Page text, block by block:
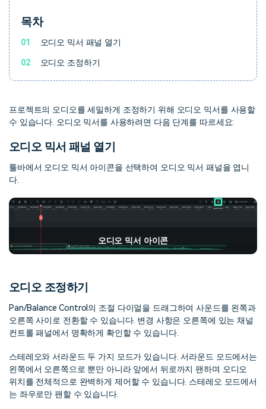
목차
01 오디오 믹서 패널 열기
02 오디오 조정하기
프로젝트의 오디오를 세밀하게 조정하기 위해 오디오 믹서를 사용할
수 있습니다. 오디오 믹서를 사용하려면 다음 단계를 따르세요:
오디오 믹서 패널 열기
툴바에서 오디오 믹서 아이콘을 선택하여 오디오 믹서 패널을 엽니
다.
오디오 믹서 아이콘
오디오 조정하기
Pan/Balance Control의 조절 다이얼을 드래그하여 사운드를 왼쪽과
오른쪽 사이로 전환할 수 있습니다. 변경 사항은 오른쪽에 있는 채널
컨트롤 패널에서 명확하게 확인할 수 있습니다.
스테레오와 서라운드 두 가지 모드가 있습니다. 서라운드 모드에서는
왼쪽에서 오른쪽으로 뿐만 아니라 앞에서 뒤로까지 팬하며 오디오
위치를 전체적으로 완벽하게 제어할 수 있습니다. 스테레오 모드에서
는 좌우로만 팬할 수 있습니다.